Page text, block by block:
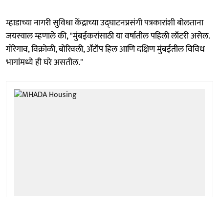
म्हाडाच्या नागरी सुविधा केंद्राच्या उद्घाटनप्रसंगी पत्रकारांशी बोलताना
जयस्वाल म्हणाले की, "मुंबईकरांसाठी या वर्षातील पहिली लॉटरी असेल.
गोरेगाव, विक्रोळी, बोरिवली, अँटॉप हिल आणि दक्षिण मुंबईतील विविध
भागांमध्ये ही घरे असतील."